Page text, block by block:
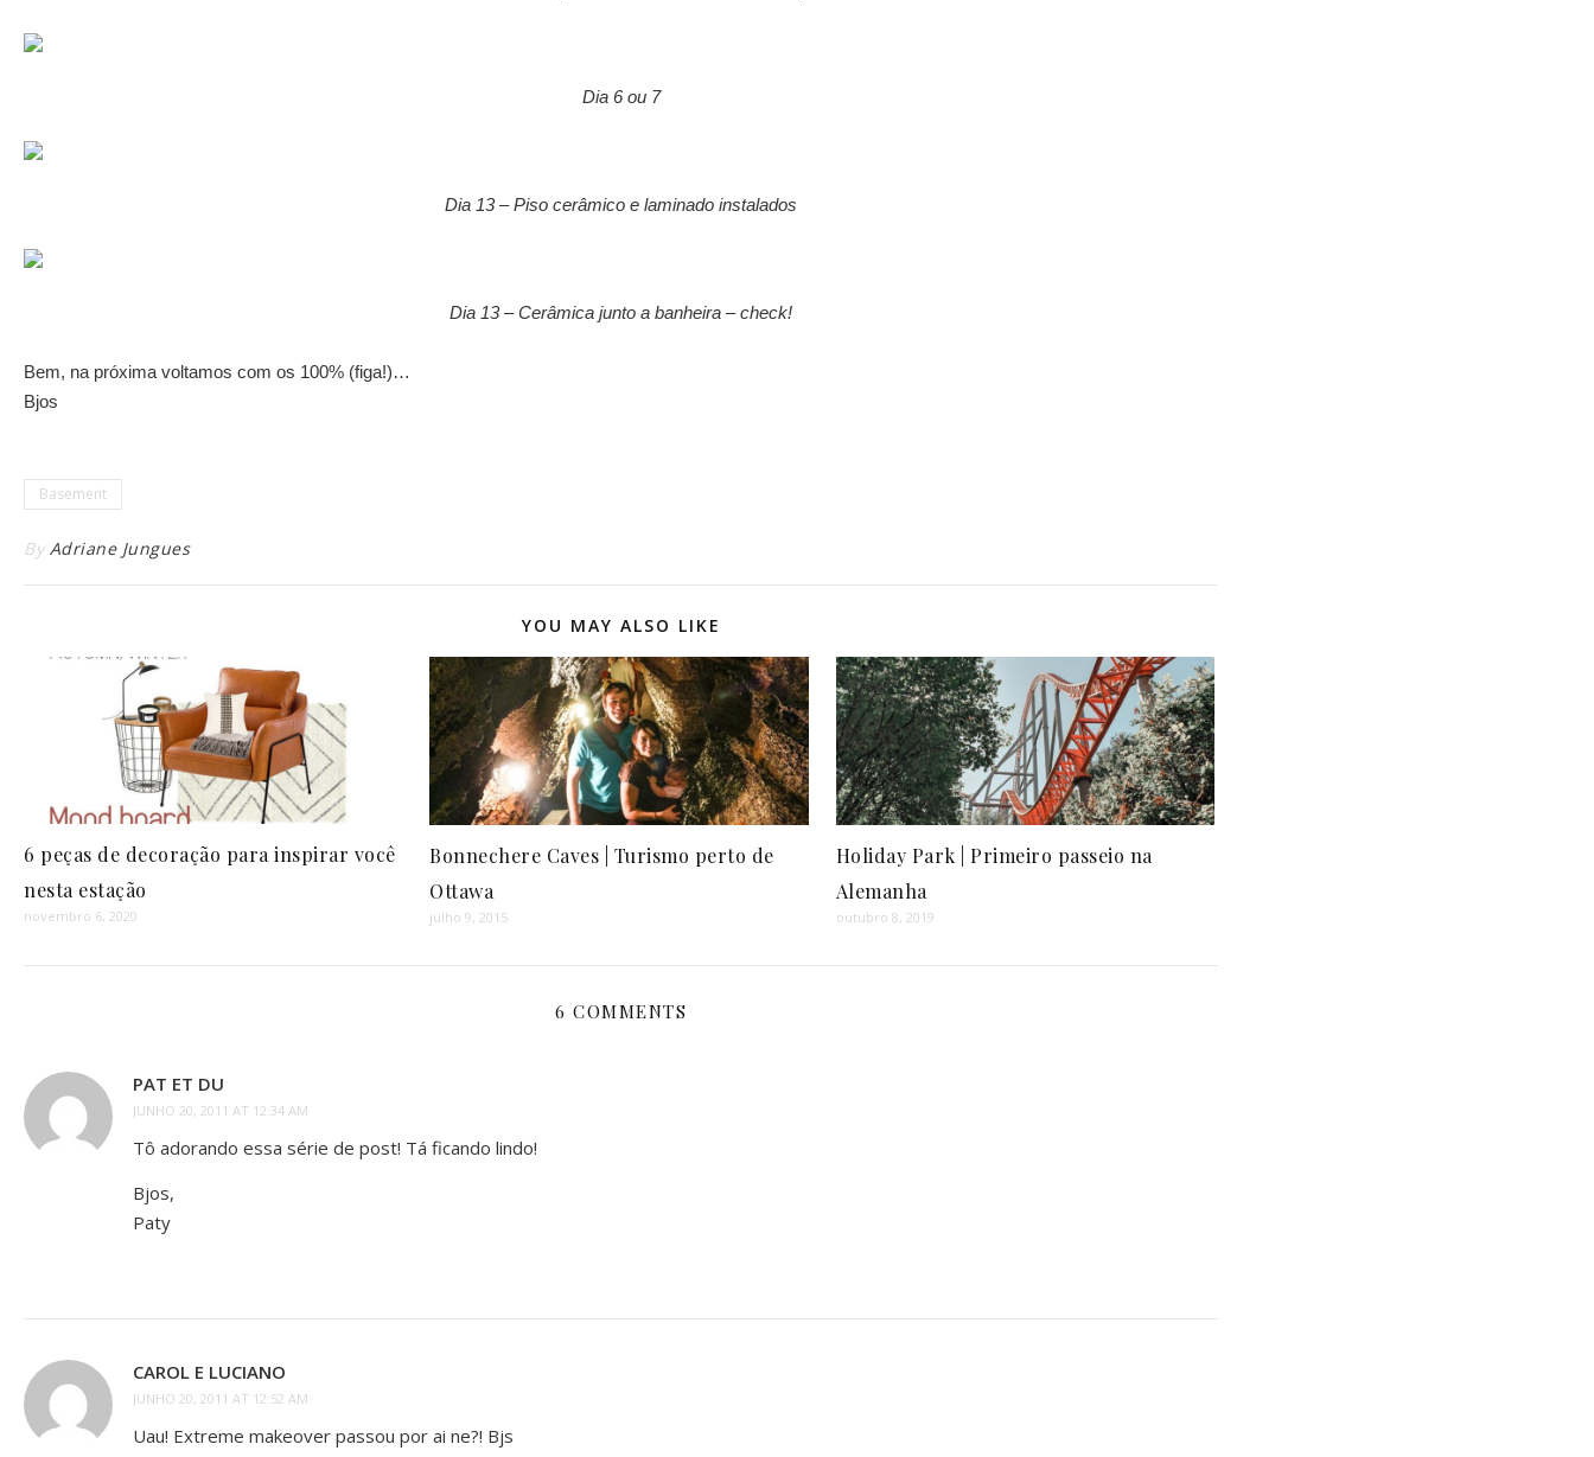
Dia 6 ou 7
Dia 13 – Piso cerâmico e laminado instalados
Dia 13 – Cerâmica junto a banheira – check!
Bem, na próxima voltamos com os 100% (figa!)…
Bjos
Basement
By Adriane Jungues
YOU MAY ALSO LIKE
6 peças de decoração para inspirar você
nesta estação
novembro 6, 2020
Bonnechere Caves | Turismo perto de
Ottawa
julho 9, 2015
Holiday Park | Primeiro passeio na
Alemanha
outubro 8, 2019
6 COMMENTS
PAT ET DU
JUNHO 20, 2011 AT 12:34 AM
Tô adorando essa série de post! Tá ficando lindo!
Bjos,
Paty
CAROL E LUCIANO
JUNHO 20, 2011 AT 12:52 AM
Uau! Extreme makeover passou por ai ne?! Bjs